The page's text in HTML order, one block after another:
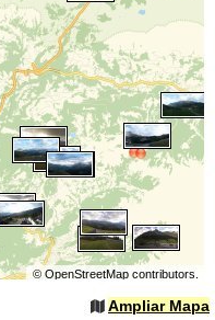
© OpenStreetMapcontributors.
Ampliar Mapa